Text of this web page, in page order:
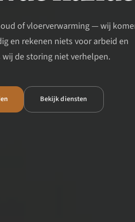
of vloerverwarming — wij
en rekenen niets voor arbeid en
de storing niet verhelpen.
Bekijk diensten